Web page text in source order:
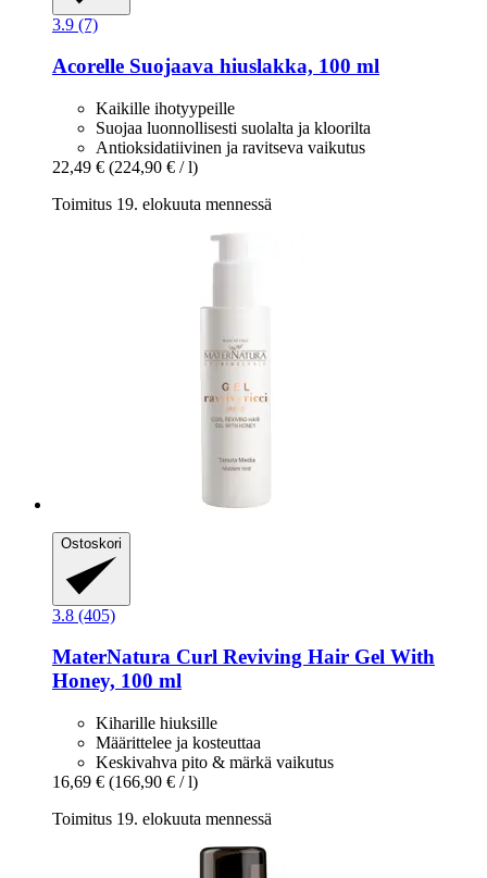
3.9 (7)
Acorelle Suojaava hiuslakka, 100 ml
Kaikille ihotyypeille
Suojaa luonnollisesti suolalta ja kloorilta
Antioksidatiivinen ja ravitseva vaikutus
22,49 € (224,90 € / l)
Toimitus 19. elokuuta mennessä
Ostoskori
3.8 (405)
MaterNatura Curl Reviving Hair Gel With
Honey, 100 ml
Kiharille hiuksille
Määrittelee ja kosteuttaa
Keskivahva pito & märkä vaikutus
16,69 € (166,90 € / l)
Toimitus 19. elokuuta mennessä